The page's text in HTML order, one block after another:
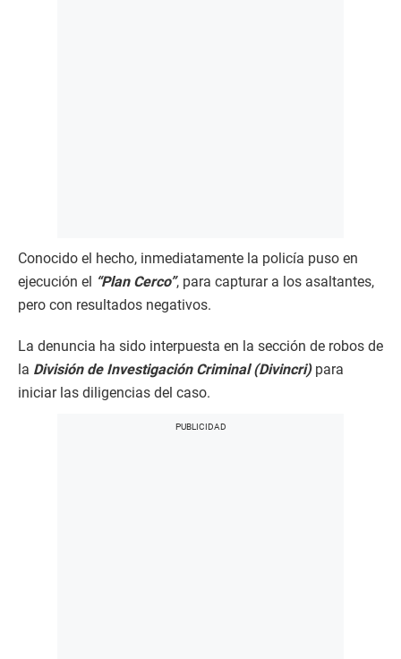
Conocido el hecho, inmediatamente la policía puso en
ejecución el “Plan Cerco”, para capturar a los asaltantes,
pero con resultados negativos.
La denuncia ha sido interpuesta en la sección de robos de
la División de Investigación Criminal (Divincri) para
iniciar las diligencias del caso.